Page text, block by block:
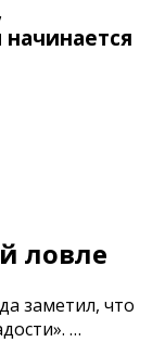
ловле
заметил, что
…